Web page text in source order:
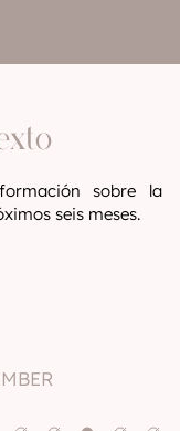
sobre la
seis meses.